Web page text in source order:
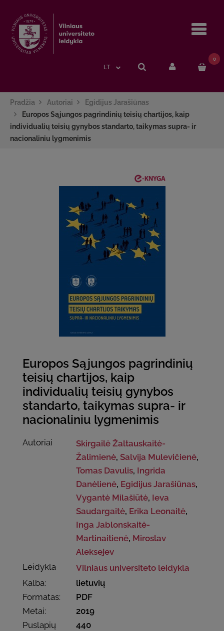
LT
0
Pradžia Autoriai
Egidijus Jarašiūnas
Europos Sąjungos pagrindinių teisių chartijos, kaip
individualių teisių gynybos standarto, taikymas supra- ir
nacionaliniu lygmenimis
Europos Sąjungos pagrindinių
teisių chartijos, kaip
individualių teisių gynybos
standarto, taikymas supra- ir
nacionaliniu lygmenimis
Autoriai
Skirgailė Žaltauskaitė-
Žalimienė,Salvija Mulevičienė,
Tomas Davulis, Ingrida
Danėlienė, Egidijus Jarašiūnas,
Vygantė Milašiūtė, Ieva
Saudargaitė, Erika Leonaitė,
Inga Jablonskaitė-
Martinaitienė, Miroslav
Aleksejev
Leidykla
Vilniaus universiteto leidykla
Kalba:
lietuvių
Formatas:
PDF
Metai:
2019
Puslapių
440